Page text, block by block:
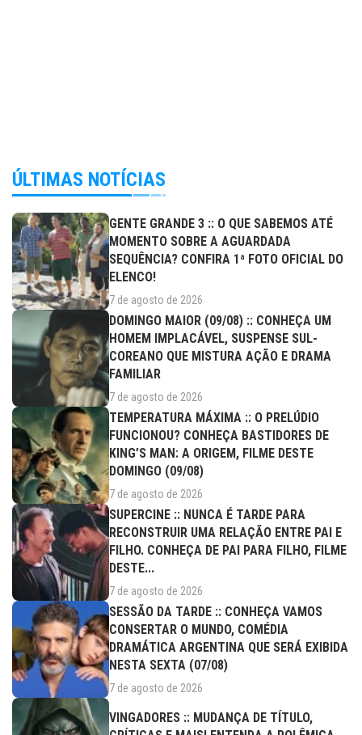
ÚLTIMAS NOTÍCIAS
GENTE GRANDE 3 :: O QUE SABEMOS ATÉ
MOMENTO SOBRE A AGUARDADA
SEQUÊNCIA? CONFIRA 1ª FOTO OFICIAL DO
ELENCO!
7 de agosto de 2026
DOMINGO MAIOR (09/08) :: CONHEÇA UM
HOMEM IMPLACÁVEL, SUSPENSE SUL-
COREANO QUE MISTURA AÇÃO E DRAMA
FAMILIAR
7 de agosto de 2026
TEMPERATURA MÁXIMA :: O PRELÚDIO
FUNCIONOU? CONHEÇA BASTIDORES DE
KING’S MAN: A ORIGEM, FILME DESTE
DOMINGO (09/08)
7 de agosto de 2026
SUPERCINE :: NUNCA É TARDE PARA
RECONSTRUIR UMA RELAÇÃO ENTRE PAI E
FILHO. CONHEÇA DE PAI PARA FILHO, FILME
DESTE...
7 de agosto de 2026
SESSÃO DA TARDE :: CONHEÇA VAMOS
CONSERTAR O MUNDO, COMÉDIA
DRAMÁTICA ARGENTINA QUE SERÁ EXIBIDA
NESTA SEXTA (07/08)
7 de agosto de 2026
VINGADORES :: MUDANÇA DE TÍTULO,